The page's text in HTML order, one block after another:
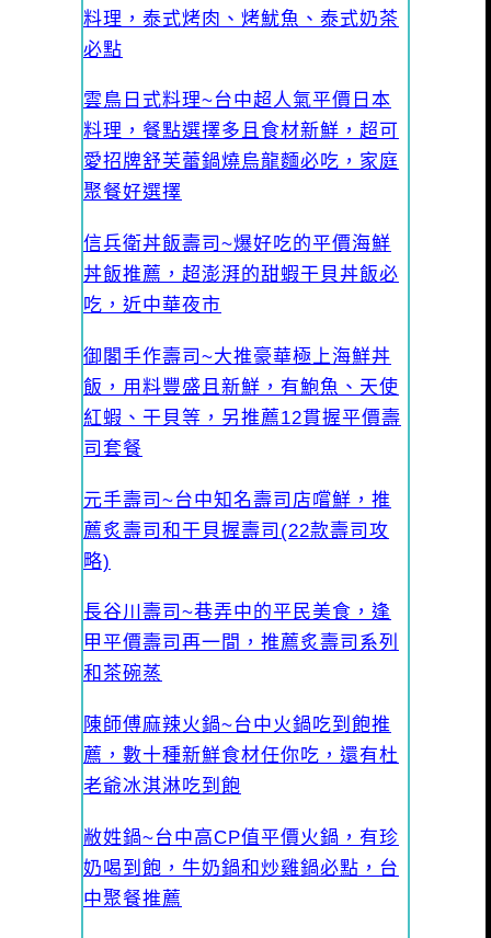
料理，泰式烤肉、烤魷魚、泰式奶茶
必點
雲鳥日式料理~台中超人氣平價日本
料理，餐點選擇多且食材新鮮，超可
愛招牌舒芙蕾鍋燒烏龍麵必吃，家庭
聚餐好選擇
信兵衛丼飯壽司~爆好吃的平價海鮮
丼飯推薦，超澎湃的甜蝦干貝丼飯必
吃，近中華夜市
御閣手作壽司~大推豪華極上海鮮丼
飯，用料豐盛且新鮮，有鮑魚、天使
紅蝦、干貝等，另推薦12貫握平價壽
司套餐
元手壽司~台中知名壽司店嚐鮮，推
薦炙壽司和干貝握壽司(22款壽司攻
略)
長谷川壽司~巷弄中的平民美食，逢
甲平價壽司再一間，推薦炙壽司系列
和茶碗蒸
陳師傅麻辣火鍋~台中火鍋吃到飽推
薦，數十種新鮮食材任你吃，還有杜
老爺冰淇淋吃到飽
敝姓鍋~台中高CP值平價火鍋，有珍
奶喝到飽，牛奶鍋和炒雞鍋必點，台
中聚餐推薦